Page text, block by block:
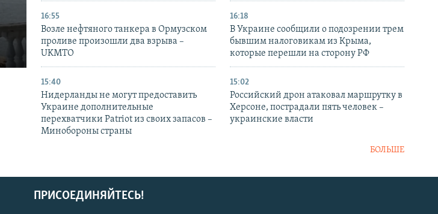
16:55
Возле нефтяного танкера в Ормузском
проливе произошли два взрыва –
UKMTO
16:18
В Украине сообщили о подозрении трем
бывшим налоговикам из Крыма,
которые перешли на сторону РФ
15:40
Нидерланды не могут предоставить
Украине дополнительные
перехватчики Patriot из своих запасов –
Минобороны страны
15:02
Российский дрон атаковал маршрутку в
Херсоне, пострадали пять человек –
украинские власти
БОЛЬШЕ
ПРИСОЕДИНЯЙТЕСЬ!